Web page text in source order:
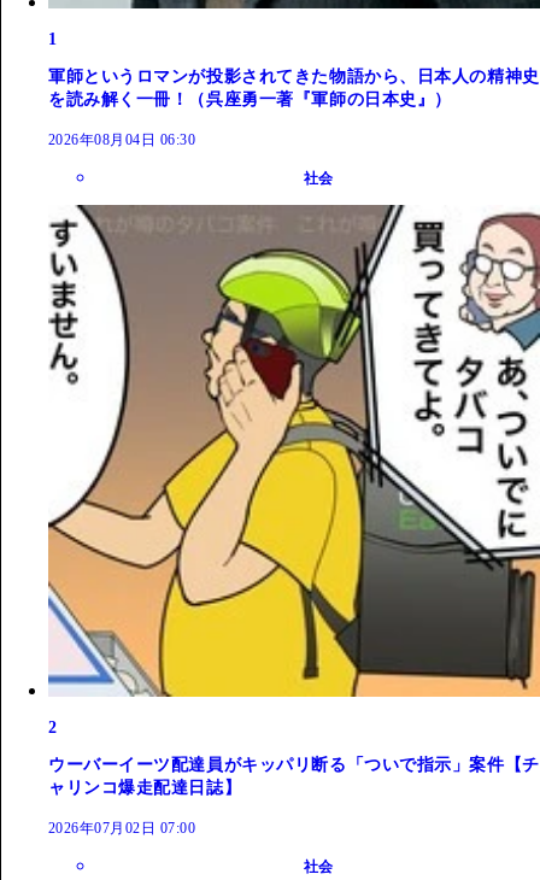
1
軍師というロマンが投影されてきた物語から、日本人の精神史
を読み解く一冊！（呉座勇一著『軍師の日本史』）
2026年08月04日 06:30
社会
2
ウーバーイーツ配達員がキッパリ断る「ついで指示」案件【チ
ャリンコ爆走配達日誌】
2026年07月02日 07:00
社会